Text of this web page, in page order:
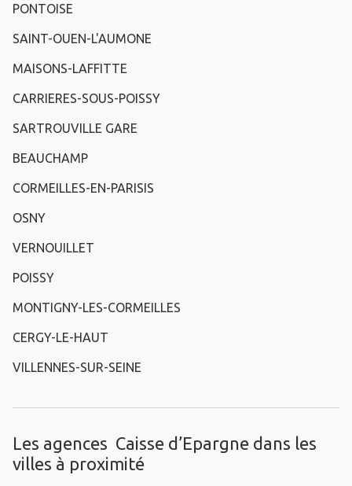
PONTOISE
SAINT-OUEN-L'AUMONE
MAISONS-LAFFITTE
CARRIERES-SOUS-POISSY
SARTROUVILLE GARE
BEAUCHAMP
CORMEILLES-EN-PARISIS
OSNY
VERNOUILLET
POISSY
MONTIGNY-LES-CORMEILLES
CERGY-LE-HAUT
VILLENNES-SUR-SEINE
Les agences Caisse d’Epargne dans les
villes à proximité